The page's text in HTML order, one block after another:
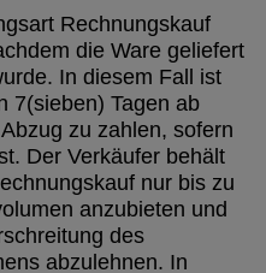
Rechnungskauf
die Ware geliefert
In diesem Fall ist
7(sieben) Tagen ab
zu zahlen, sofern
Der Verkäufer behält
nur bis zu
anzubieten und
des
abzulehnen. In